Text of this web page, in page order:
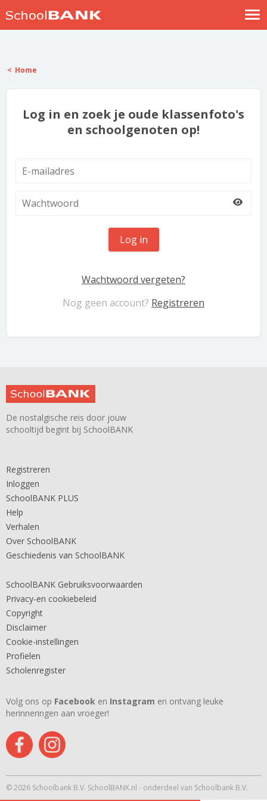
Help
Home
Log in en zoek je oude klassenfoto's
en schoolgenoten op!
Log in
Wachtwoord vergeten?
Nog geen account? Registreren
De nostalgische reis door jouw
schooltijd begint bij SchoolBANK
Registreren
Inloggen
SchoolBANK PLUS
Help
Verhalen
Over SchoolBANK
Geschiedenis van SchoolBANK
SchoolBANK Gebruiksvoorwaarden
Privacy-en cookiebeleid
Copyright
Disclaimer
Cookie-instellingen
Profielen
Scholenregister
Volg ons op Facebook en Instagram en ontvang leuke
herinneringen aan vroeger!
© 2026 Schoolbank B.V. SchoolBANK.nl - onderdeel van Schoolbank B.V.